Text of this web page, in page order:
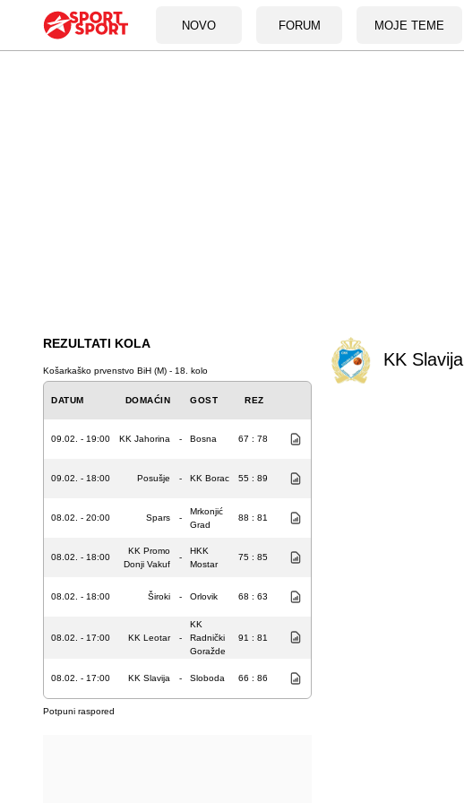
NOVO FORUM MOJE TEME
REZULTATI KOLA
Košarkaško prvenstvo BiH (M) - 18. kolo
DATUM DOMAĆIN GOST REZ
09.02. - 19:00 KK Jahorina - Bosna 67 : 78
09.02. - 18:00 Posušje - KK Borac 55 : 89
08.02. - 20:00 Spars -
Mrkonjić
Grad
88 : 81
08.02. - 18:00
KK Promo
Donji Vakuf
-
HKK
Mostar
75 : 85
08.02. - 18:00 Široki - Orlovik 68 : 63
08.02. - 17:00 KK Leotar -
KK
Radnički
Goražde
91 : 81
08.02. - 17:00 KK Slavija - Sloboda 66 : 86
Potpuni raspored
KK Slavija